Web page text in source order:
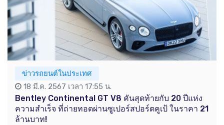
ข่าวรถยนต์ในประเทศ
18 มี.ค. 2567 เวลา 17:55 น.
Bentley Continental GT V8 คันสุดท้ายกับ 20 ปีแห่ง
ความสำเร็จ ที่ถ่ายทอดผ่านซูเปอร์สปอร์ตคูเป้ ในราคา 21
ล้านบาท!